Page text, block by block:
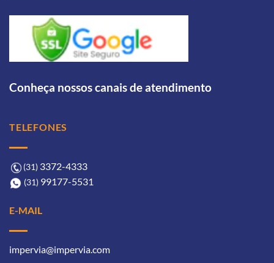
Conheça nossos canais de atendimento
TELEFONES
(31) 3372-4333ㅤ
(31) 99177-5531ㅤㅤ
E-MAIL
impervia@impervia.com